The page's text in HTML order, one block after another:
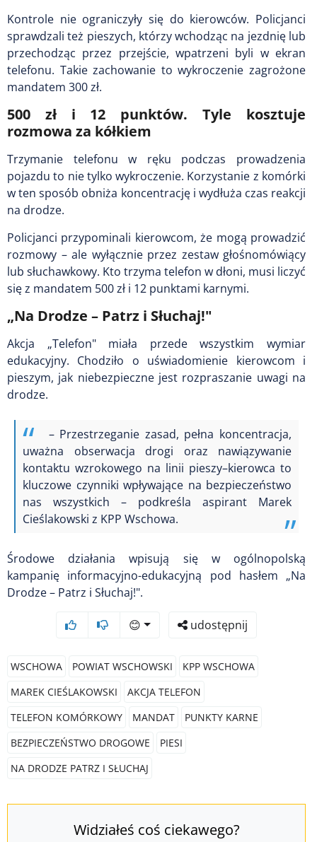
Kontrole nie ograniczyły się do kierowców. Policjanci
sprawdzali też pieszych, którzy wchodząc na jezdnię lub
przechodząc przez przejście, wpatrzeni byli w ekran
telefonu. Takie zachowanie to wykroczenie zagrożone
mandatem 300 zł.
500 zł i 12 punktów. Tyle kosztuje
rozmowa za kółkiem
Trzymanie telefonu w ręku podczas prowadzenia
pojazdu to nie tylko wykroczenie. Korzystanie z komórki
w ten sposób obniża koncentrację i wydłuża czas reakcji
na drodze.
Policjanci przypominali kierowcom, że mogą prowadzić
rozmowy – ale wyłącznie przez zestaw głośnomówiący
lub słuchawkowy. Kto trzyma telefon w dłoni, musi liczyć
się z mandatem 500 zł i 12 punktami karnymi.
„Na Drodze – Patrz i Słuchaj!"
Akcja „Telefon" miała przede wszystkim wymiar
edukacyjny. Chodziło o uświadomienie kierowcom i
pieszym, jak niebezpieczne jest rozpraszanie uwagi na
drodze.
– Przestrzeganie zasad, pełna koncentracja,
uważna obserwacja drogi oraz nawiązywanie
kontaktu wzrokowego na linii pieszy–kierowca to
kluczowe czynniki wpływające na bezpieczeństwo
nas wszystkich – podkreśla aspirant Marek
Cieślakowski z KPP Wschowa.
Środowe działania wpisują się w ogólnopolską
kampanię informacyjno-edukacyjną pod hasłem „Na
Drodze – Patrz i Słuchaj!".
😊 udostępnij
WSCHOWA POWIAT WSCHOWSKI
KPP WSCHOWA
MAREK CIEŚLAKOWSKI
AKCJA TELEFON
TELEFON KOMÓRKOWY
MANDAT
PUNKTY KARNE
BEZPIECZEŃSTWO DROGOWE
PIESI
NA DRODZE PATRZ I SŁUCHAJ
Widziałeś coś ciekawego?